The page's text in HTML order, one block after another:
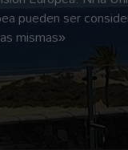
pueden ser
mismas»